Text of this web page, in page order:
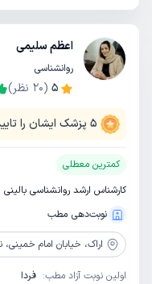
اعظم سلیمی
روانشناسی
5
(
20 نظر)
5 پزشک ایشان را
کمترین معطلی
کارشناس ارشد روانشناسی بالینی
نوبت‌دهی مطب
اراک، خیابان امام خمینی، نرسیده به
اولین نوبت آزاد مطب: فردا